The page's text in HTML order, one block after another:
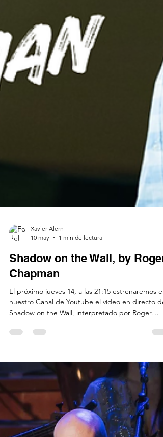
10 may
1 min de lectura
Shadow on the Wall, by Roger
Chapman
El próximo jueves 14, a las 21:15 estrenaremos en
Shadow on the Wall, interpretado por Roger
Chapman. Probablemente la última actuación de
Roger Chapman, "Chappo", cantando el gran hit
rockero de Mike Oldfield que devino todo un
himno de los años 80. El concierto tuvo lugar en
Madrid en junio de 2025. Junto a Chappo
tenemos a los dos grandes guitarristas Rubén